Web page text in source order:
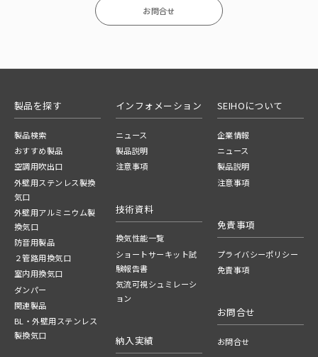
お問合せ
製品を探す
製品検索
おすすめ製品
空調用吹出口
外壁用ステンレス製換
気口
外壁用アルミニウム製
換気口
防音用製品
２管路用換気口
室内用換気口
ダンパー
関連製品
BL・外壁用ステンレス
製換気口
インフォメーション
ニュース
製品説明
注意事項
技術資料
換気性能一覧
ショートサーキット試
験報告書
気流可視シュミレーシ
ョン
納入実績
SEIHOについて
企業情報
ニュース
製品説明
注意事項
免責事項
プライバシーポリシー
免責事項
お問合せ
お問合せ